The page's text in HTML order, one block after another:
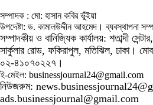
সম্পাদক : মো: হাসান কবির ভূঁইয়া
উপদেষ্টা: ড. কামালউদ্দীন আহমেদ। ব্যবস্থাপনা
সম্পাদকীয় ও বানিজ্যিক কার্যালয়: শতাব্দী
সার্কুলার রোড, ফকিরাপুল, মতিঝিল,
০২-৪১০৭০২২৭।
ই-মেইল: businessjournal24@gmail.com
নিউজরুম:
ads.businessjournal@gmail.com